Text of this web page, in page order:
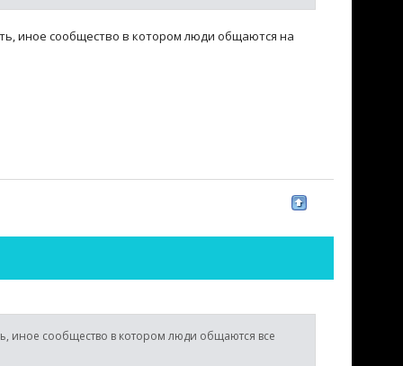
иное сообщество в котором люди общаются на
иное сообщество в котором люди общаются все